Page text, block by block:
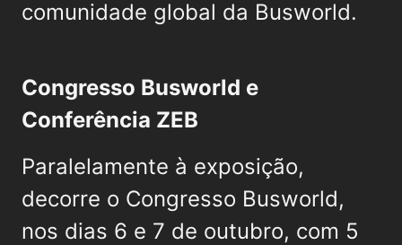
comunidade global da Busworld.
Congresso Busworld e
Conferência ZEB
Paralelamente à exposição,
decorre o Congresso Busworld,
nos dias 6 e 7 de outubro, com 5